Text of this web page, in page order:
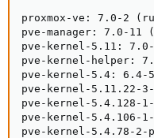
proxmox-ve: 7.0-2
pve-manager: 7.0-
pve-kernel-5.11:
pve-kernel-helper:
pve-kernel-5.4: 6.4-5
pve-kernel-5.11.22-
pve-kernel-5.4.128-
pve-kernel-5.4.106-
pve-kernel-5.4.78-2-